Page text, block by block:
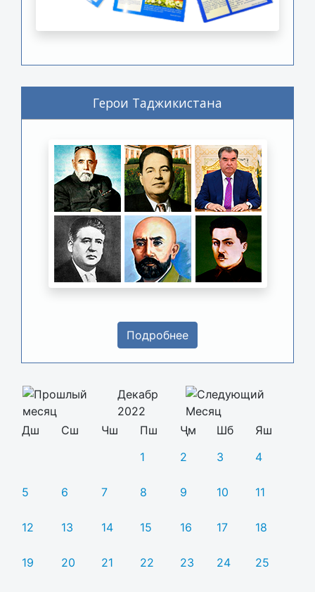
Герои Таджикистана
Подробнее
Декабр
2022
Дш
Сш Чш Пш Ҷм Шб
Яш
1
2 3 4
5 6 7 8 9 10 11
12 13 14 15 16 17 18
19 20 21 22 23 24 25